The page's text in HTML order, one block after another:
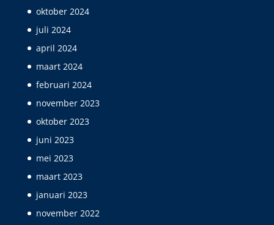
oktober 2024
juli 2024
april 2024
maart 2024
februari 2024
november 2023
oktober 2023
juni 2023
mei 2023
maart 2023
januari 2023
november 2022